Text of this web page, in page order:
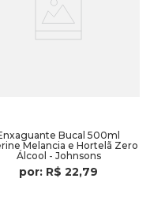
Bucal 500ml
Melancia e Hortelã Zero
Álcool - Johnsons
por: R$ 22,79